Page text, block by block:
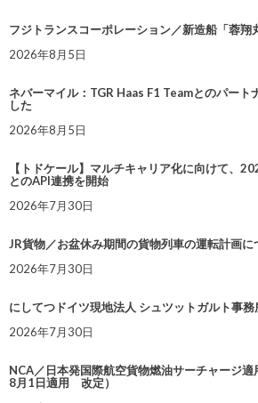
フジトランスコーポレーション／新造船「蓉翔
2026年8月5日
ネバーマイル：TGR Haas F1 Teamとのパート
した
2026年8月5日
【トドケール】マルチキャリア化に向けて、
とのAPI連携を開始
2026年7月30日
JR貨物／お盆休み期間の貨物列車の運転計画に
2026年7月30日
にしてつドイツ現地法人 シュツットガルト事
2026年7月30日
NCA／日本発国際航空貨物燃油サーチャージ
8月1日適用 改定）